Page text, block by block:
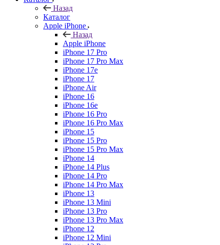
Назад
Каталог
Apple iPhone
Назад
Apple iPhone
iPhone 17 Pro
iPhone 17 Pro Max
iPhone 17e
iPhone 17
iPhone Air
iPhone 16
iPhone 16e
iPhone 16 Pro
iPhone 16 Pro Max
iPhone 15
iPhone 15 Pro
iPhone 15 Pro Max
iPhone 14
iPhone 14 Plus
iPhone 14 Pro
iPhone 14 Pro Max
iPhone 13
iPhone 13 Mini
iPhone 13 Pro
iPhone 13 Pro Max
iPhone 12
iPhone 12 Mini